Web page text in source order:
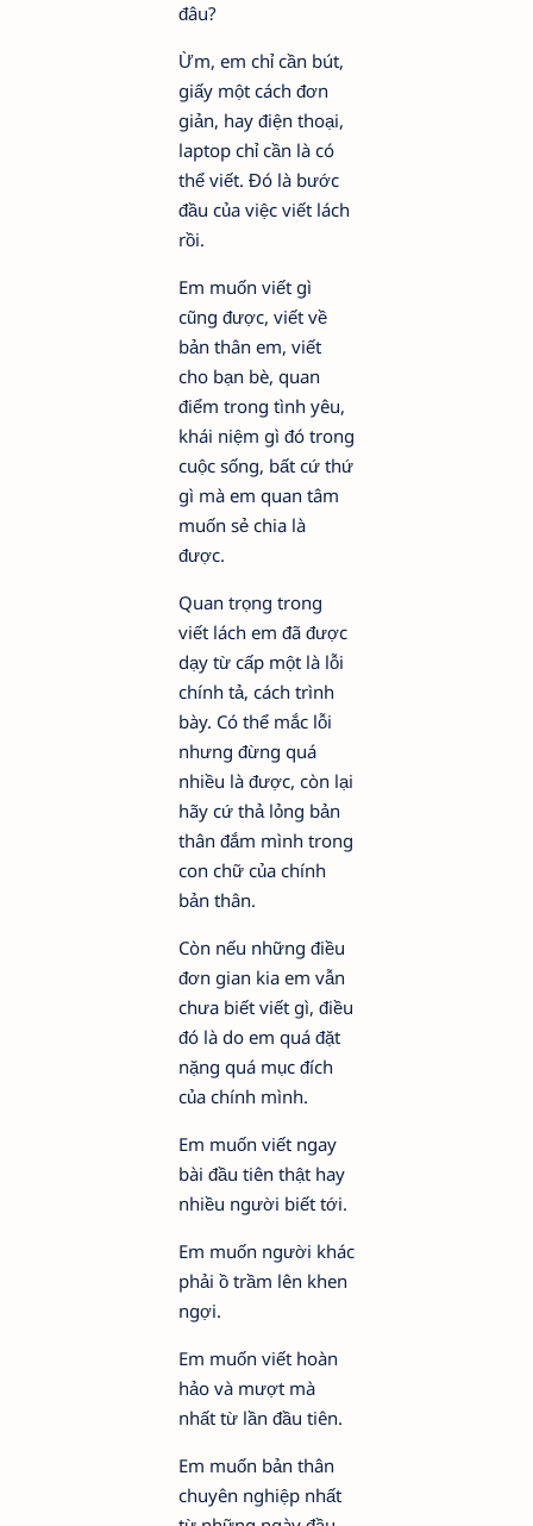
đâu?
Ừm, em chỉ cần bút,
giấy một cách đơn
giản, hay điện thoại,
laptop chỉ cần là có
thể viết. Đó là bước
đầu của việc viết lách
rồi.
Em muốn viết gì
cũng được, viết về
bản thân em, viết
cho bạn bè, quan
điểm trong tình yêu,
khái niệm gì đó trong
cuộc sống, bất cứ thứ
gì mà em quan tâm
muốn sẻ chia là
được.
Quan trọng trong
viết lách em đã được
dạy từ cấp một là lỗi
chính tả, cách trình
bày. Có thể mắc lỗi
nhưng đừng quá
nhiều là được, còn lại
hãy cứ thả lỏng bản
thân đắm mình trong
con chữ của chính
bản thân.
Còn nếu những điều
đơn gian kia em vẫn
chưa biết viết gì, điều
đó là do em quá đặt
nặng quá mục đích
của chính mình.
Em muốn viết ngay
bài đầu tiên thật hay
nhiều người biết tới.
Em muốn người khác
phải ồ trầm lên khen
ngợi.
Em muốn viết hoàn
hảo và mượt mà
nhất từ lần đầu tiên.
Em muốn bản thân
chuyên nghiệp nhất